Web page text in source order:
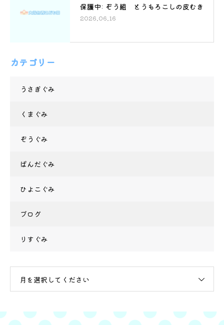
保護中: ぞう組 とうもろこしの皮むき
2026.06.16
カテゴリー
うさぎぐみ
くまぐみ
ぞうぐみ
ぱんだぐみ
ひよこぐみ
ブログ
りすぐみ
月を選択してください